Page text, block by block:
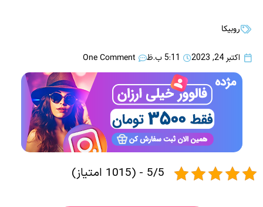
روبیکا
اکتبر 24, 2023 5:11 ب.ظ One Comment
5/5 - (1015 امتیاز)